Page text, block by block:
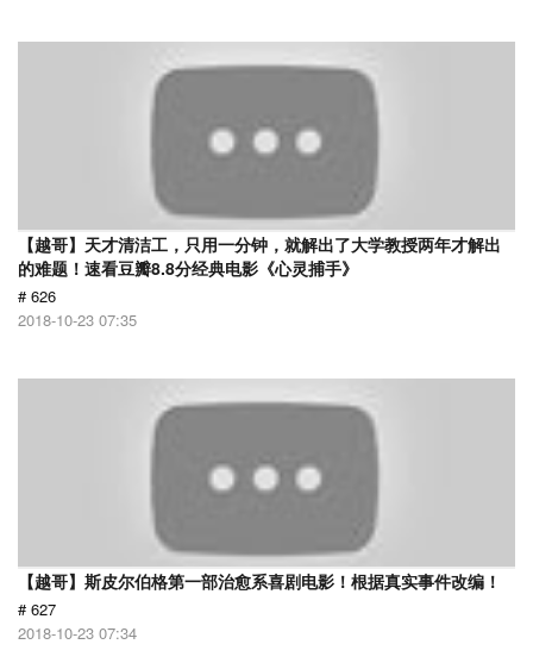
【越哥】天才清洁工，只用一分钟，就解出了大学教授两年才解出
的难题！速看豆瓣8.8分经典电影《心灵捕手》
# 626
2018-10-23 07:35
【越哥】斯皮尔伯格第一部治愈系喜剧电影！根据真实事件改编！
# 627
2018-10-23 07:34